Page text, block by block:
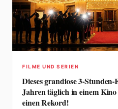
FILME UND SERIEN
Dieses grandiose 3-
Jahren täglich in einem
einen Rekord!